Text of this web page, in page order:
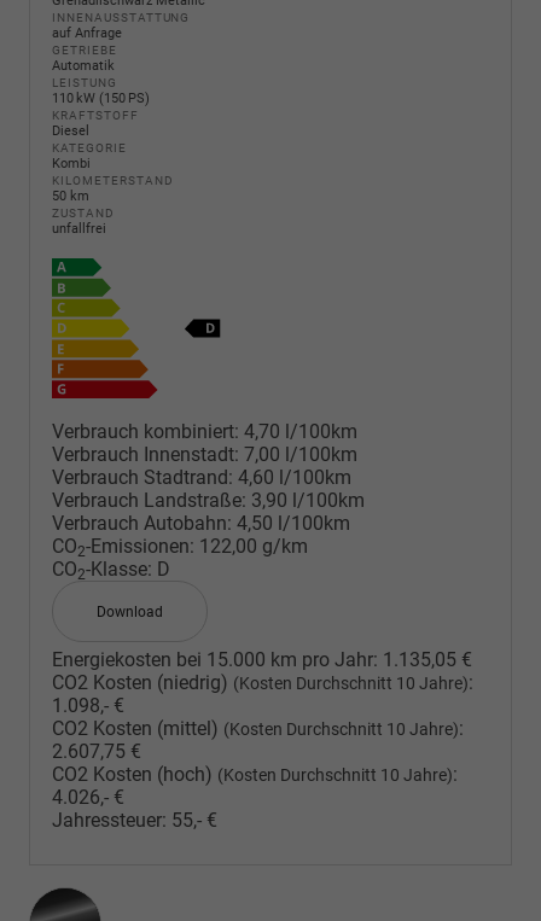
INNENAUSSTATTUNG
auf Anfrage
GETRIEBE
Automatik
LEISTUNG
110 kW (150 PS)
KRAFTSTOFF
Diesel
KATEGORIE
Kombi
KILOMETERSTAND
50 km
ZUSTAND
unfallfrei
Verbrauch kombiniert: 4,70 l/100km
Verbrauch Innenstadt: 7,00 l/100km
Verbrauch Stadtrand: 4,60 l/100km
Verbrauch Landstraße: 3,90 l/100km
Verbrauch Autobahn: 4,50 l/100km
CO2-Emissionen: 122,00 g/km
CO2-Klasse: D
Download
Energiekosten bei 15.000 km pro Jahr: 1.135,05 €
CO2 Kosten (niedrig) (Kosten Durchschnitt 10 Jahre):
1.098,- €
CO2 Kosten (mittel) (Kosten Durchschnitt 10 Jahre):
2.607,75 €
CO2 Kosten (hoch) (Kosten Durchschnitt 10 Jahre):
4.026,- €
Jahressteuer: 55,- €